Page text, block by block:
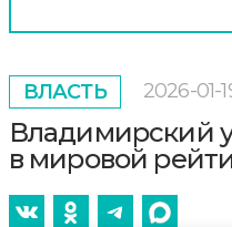
ВЛАСТЬ 2026-01-
Владимирский
в мировой